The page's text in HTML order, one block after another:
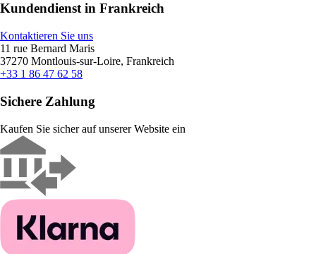
Kundendienst in Frankreich
Kontaktieren Sie uns
11 rue Bernard Maris
37270 Montlouis-sur-Loire, Frankreich
+33 1 86 47 62 58
Sichere Zahlung
Kaufen Sie sicher auf unserer Website ein